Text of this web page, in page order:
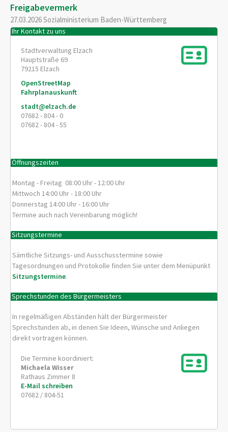
Freigabevermerk
27.03.2026 Sozialministerium Baden-Württemberg
Ihr Kontakt zu uns
Stadtverwaltung Elzach
Hauptstraße 69
79215 Elzach
OpenStreetMap
Fahrplanauskunft
stadt@elzach.de
07682 - 804 - 0
07682 - 804 - 55
Öffnungszeiten
Montag - Freitag 08:00 Uhr - 12:00 Uhr
Mittwoch 14:00 Uhr - 18:00 Uhr
Donnerstag 14:00 Uhr - 16:00 Uhr
Termine auch nach Vereinbarung möglich!
Sitzungstermine
Sämtliche Sitzungs- und Ausschusstermine sowie
Tagesordnungen und Protokolle finden Sie unter dem Menüpunkt
Sitzungstermine.
Sprechstunden des Bürgermeisters
In regelmäßigen Abständen hält der Bürgermeister
Sprechstunden ab, in denen Sie Ideen, Wünsche und Anliegen
direkt vortragen können.
Die Termine koordiniert:
Michaela Wisser
Rathaus Zimmer 8
E-Mail schreiben
07682 / 804-51